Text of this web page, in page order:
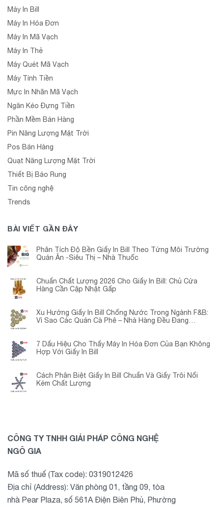
Máy In Bill
Máy In Hóa Đơn
Máy In Mã Vạch
Máy In Thẻ
Máy Quét Mã Vạch
Máy Tính Tiền
Mực In Nhãn Mã Vạch
Ngăn Kéo Đựng Tiền
Phần Mềm Bán Hàng
Pin Năng Lượng Mặt Trời
Pos Bán Hàng
Quạt Năng Lượng Mặt Trời
Thiết Bị Báo Rung
Tin công nghệ
Trends
BÀI VIẾT GẦN ĐÂY
Phân Tích Độ Bền Giấy In Bill Theo Từng Môi Trường
Quán Ăn -Siêu Thị – Nhà Thuốc
Chuẩn Chất Lượng 2026 Cho Giấy In Bill: Chủ Cửa
Hàng Cần Cập Nhật Gấp
Xu Hướng Giấy In Bill Chống Nước Trong Ngành F&B:
Vì Sao Các Quán Cà Phê – Nhà Hàng Đều Đang
7 Dấu Hiệu Cho Thấy Máy In Hóa Đơn Của Bạn Không
Hợp Với Giấy In Bill
Cách Phân Biệt Giấy In Bill Chuẩn Và Giấy Trôi Nổi
Kém Chất Lượng
CÔNG TY TNHH GIẢI PHÁP CÔNG NGHỆ
NGÔ GIA
Mã số thuế (Tax code): 0319012426
Địa chỉ (Address): Văn phòng 01, tầng 09, tòa
nhà Pear Plaza, số 561A Điện Biên Phủ, Phường